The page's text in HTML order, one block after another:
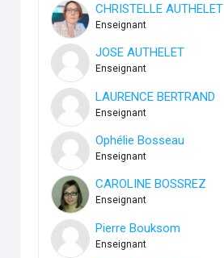
CHRISTELLE AUTHELET
Enseignant
JOSE AUTHELET
Enseignant
LAURENCE BERTRAND
Enseignant
Ophélie Bosseau
Enseignant
CAROLINE BOSSREZ
Enseignant
Pierre Bouksom
Enseignant